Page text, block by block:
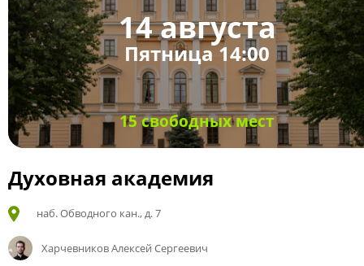
14 августа
Пятница 14:00
15 свободных мест
Духовная академия
наб. Обводного кан., д. 7
Харчевников Алексей Сергеевич